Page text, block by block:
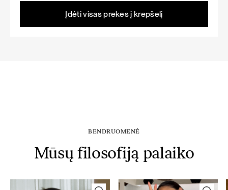
Įdėti visas prekes į krepšelį
BENDRUOMENĖ
Mūsų filosofiją palaiko